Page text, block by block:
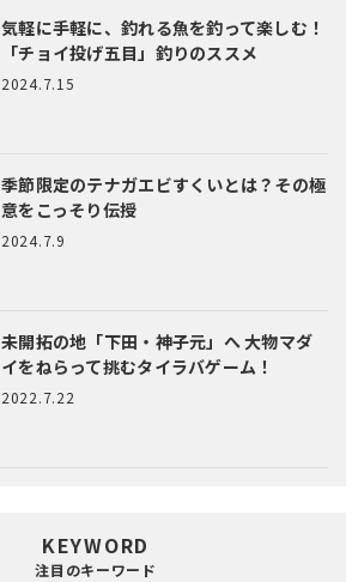
気軽に手軽に、釣れる魚を釣って楽しむ！
「チョイ投げ五目」釣りのススメ
2024.7.15
季節限定のテナガエビすくいとは？ その極
意をこっそり伝授
2024.7.9
未開拓の地「下田・神子元」へ大物マダ
イをねらって挑むタイラバゲーム！
2022.7.22
KEYWORD
注目のキーワード